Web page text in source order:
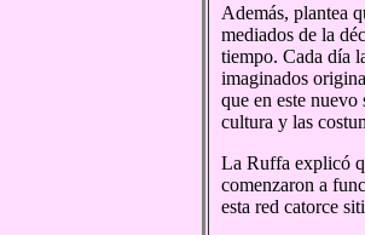
Además, plantea
mediados de la
tiempo. Cada día
imaginados
que en este
cultura y las
La Ruffa explicó
comenzaron a
esta red catorce